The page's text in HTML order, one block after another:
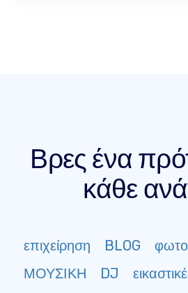
Βρες ένα
κάθε
επιχείρηση BLOG
ΜΟΥΣΙΚΗ
DJ